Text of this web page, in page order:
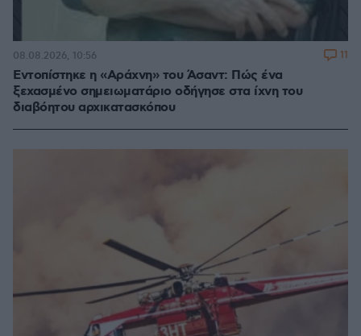
Εντοπίστηκε η «Αράχνη» του Άσαντ: Πώς ένα
ξεχασμένο σημειωματάριο οδήγησε στα ίχνη του
διαβόητου αρχικατασκόπου
08.08.2026, 10:56 11